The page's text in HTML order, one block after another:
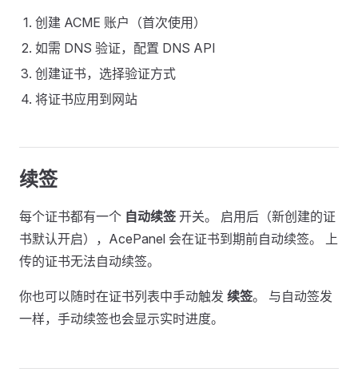
创建 ACME 账户（首次使用）
如需 DNS 验证，配置 DNS API
创建证书，选择验证方式
将证书应用到网站
续签
每个证书都有一个 自动续签 开关。 启用后（新创建的证
书默认开启），AcePanel 会在证书到期前自动续签。 上
传的证书无法自动续签。
你也可以随时在证书列表中手动触发 续签。 与自动签发
一样，手动续签也会显示实时进度。